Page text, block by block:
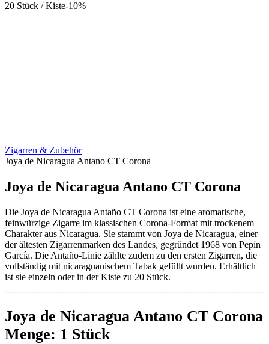
20 Stück / Kiste-10%
Zigarren & Zubehör
Joya de Nicaragua Antano CT Corona
Joya de Nicaragua Antano CT Corona
Die Joya de Nicaragua Antaño CT Corona ist eine aromatische,
feinwürzige Zigarre im klassischen Corona-Format mit trockenem
Charakter aus Nicaragua. Sie stammt von Joya de Nicaragua, einer
der ältesten Zigarrenmarken des Landes, gegründet 1968 von Pepín
García. Die Antaño-Linie zählte zudem zu den ersten Zigarren, die
vollständig mit nicaraguanischem Tabak gefüllt wurden. Erhältlich
ist sie einzeln oder in der Kiste zu 20 Stück.
Joya de Nicaragua Antano CT Corona
Menge: 1 Stück